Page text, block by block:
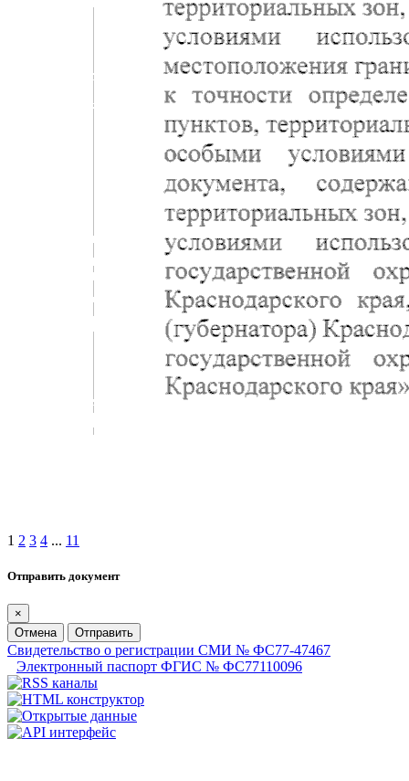
1 2 3 4 ... 11
Отправить документ
×
Отмена
Отправить
Свидетельство о регистрации СМИ № ФС77-47467
Электронный паспорт ФГИС № ФС77110096